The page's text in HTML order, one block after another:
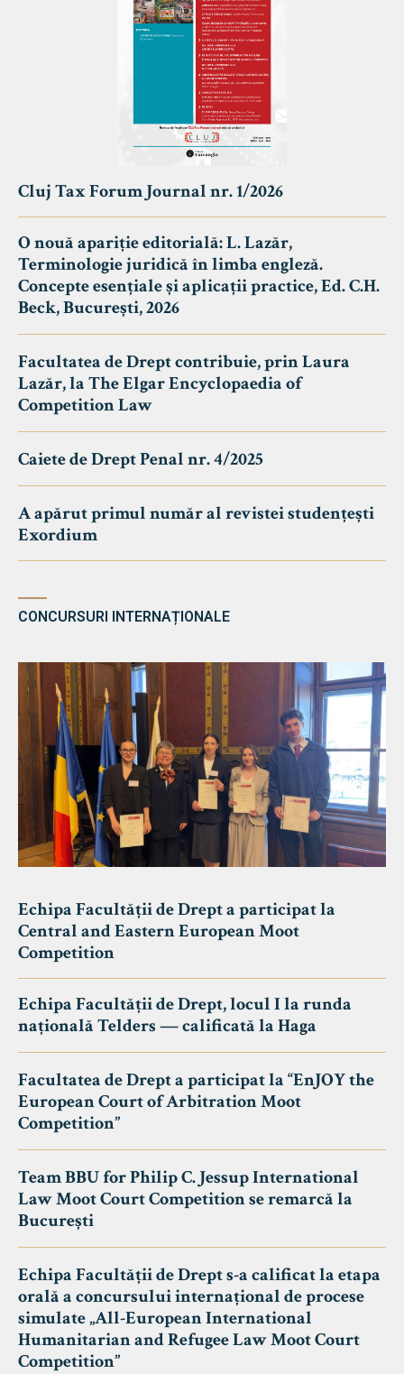
Cluj Tax Forum Journal nr. 1/2026
O nouă apariție editorială: L. Lazăr,
Terminologie juridică în limba engleză.
Concepte esențiale și aplicații practice, Ed. C.H.
Beck, București, 2026
Facultatea de Drept contribuie, prin Laura
Lazăr, la The Elgar Encyclopaedia of
Competition Law
Caiete de Drept Penal nr. 4/2025
A apărut primul număr al revistei studențești
Exordium
CONCURSURI INTERNAȚIONALE
Echipa Facultății de Drept a participat la
Central and Eastern European Moot
Competition
Echipa Facultății de Drept, locul I la runda
națională Telders — calificată la Haga
Facultatea de Drept a participat la “EnJOY the
European Court of Arbitration Moot
Competition”
Team BBU for Philip C. Jessup International
Law Moot Court Competition se remarcă la
București
Echipa Facultății de Drept s-a calificat la etapa
orală a concursului internațional de procese
simulate „All-European International
Humanitarian and Refugee Law Moot Court
Competition”